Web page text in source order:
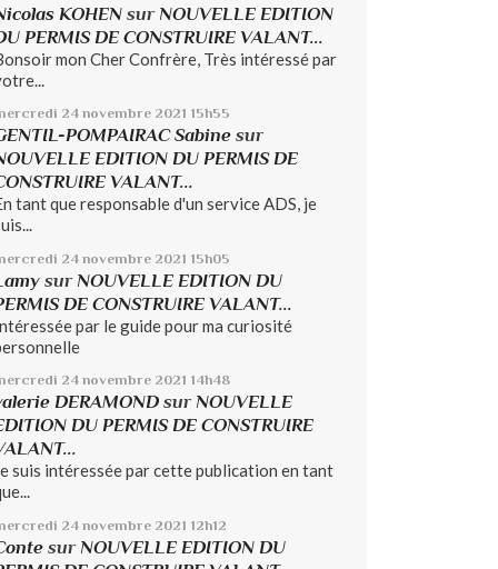
KOHEN sur NOUVELLE EDITION
PERMIS DE CONSTRUIRE VALANT...
mon Cher Confrère, Très intéressé par
24 novembre 2021 15h55
POMPAIRAC Sabine sur
EDITION DU PERMIS DE
VALANT...
tant que responsable d'un service ADS, je
24 novembre 2021 15h05
sur NOUVELLE EDITION DU
DE CONSTRUIRE VALANT...
par le guide pour ma curiosité
24 novembre 2021 14h48
DERAMOND sur NOUVELLE
DU PERMIS DE CONSTRUIRE
suis intéressée par cette publication en tant
24 novembre 2021 12h12
sur NOUVELLE EDITION DU